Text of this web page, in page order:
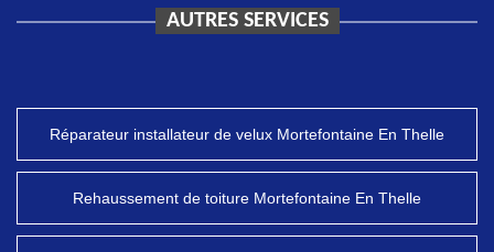
AUTRES SERVICES
Réparateur installateur de velux Mortefontaine En Thelle
Rehaussement de toiture Mortefontaine En Thelle